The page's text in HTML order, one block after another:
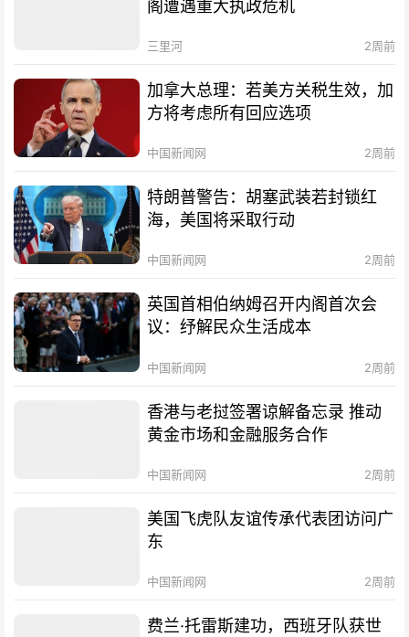
阁遭遇重大执政危机
三里河 2周前
加拿大总理：若美方关税生效，加
方将考虑所有回应选项
中国新闻网 2周前
特朗普警告：胡塞武装若封锁红
海，美国将采取行动
中国新闻网 2周前
英国首相伯纳姆召开内阁首次会
议：纾解民众生活成本
中国新闻网 2周前
香港与老挝签署谅解备忘录 推动
黄金市场和金融服务合作
中国新闻网 2周前
美国飞虎队友谊传承代表团访问广
东
中国新闻网 2周前
费兰·托雷斯建功，西班牙队获世